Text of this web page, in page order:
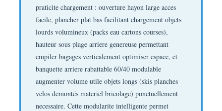
praticite chargement : ouverture hayon large acces
facile, plancher plat bas facilitant chargement objets
lourds volumineux (packs eau cartons courses),
hauteur sous plage arriere genereuse permettant
empiler bagages verticalement optimiser espace, et
banquette arriere rabattable 60/40 modulable
augmenter volume utile objets longs (skis planches
velos demontés materiel bricolage) ponctuellement
necessaire. Cette modularite intelligente permet